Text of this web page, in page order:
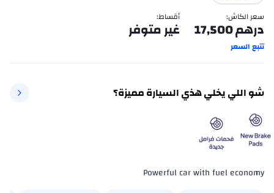
سعر الكاش:
درهم17,500
تتبع السعر
أقساط:
غير متوفر
شو اللي يخلي هذي السيارة مميزة؟
Powerful car with fuel economy